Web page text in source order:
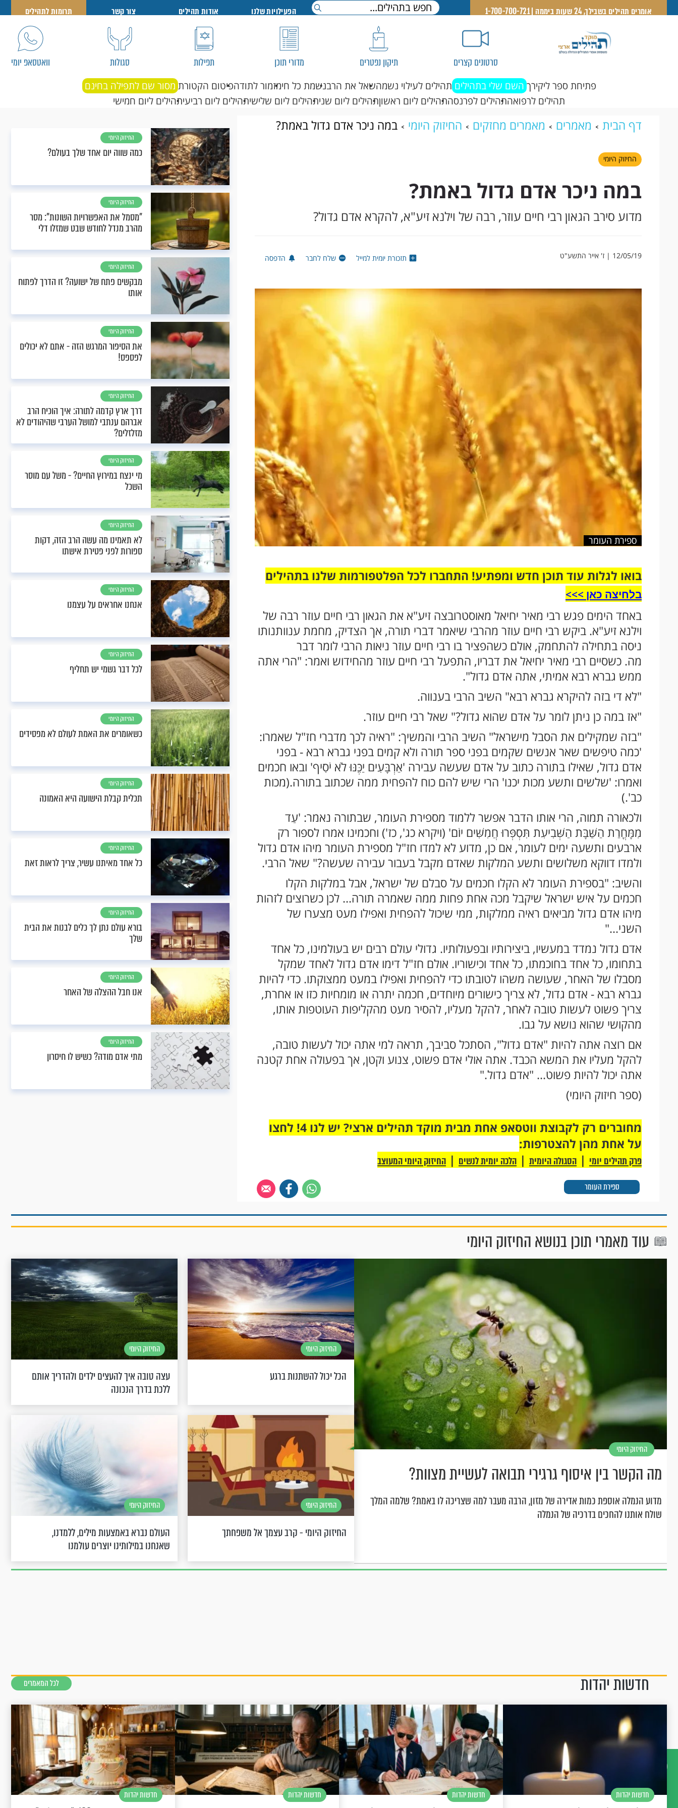
דברו
איתנו
אומרים תהילים בשבילך, 24 שעות ביממה | 1-700-700-721 הפעילויות שלנו אודות תהילים צור קשר תרומות לתהילים
סרטונים קצרים תיקון נפטרים מדורי תוכן תפילות סגולות וואטסאפ יומי
פתיחת ספר ליקירך השם שלי בתהילים תהילים לעילוי נשמהשאל את הרבנשמת כל חימזמור לתודהפיטום הקטורת מסור שם לתפילה בחינם
תהילים לרפואהתהילים לפרנסהתהילים ליום ראשוןתהילים ליום שניתהילים ליום שלישיתהילים ליום רביעיתהילים ליום חמישי
דף הבית מאמרים מאמרים מחזקים החיזוק היומי במה ניכר אדם גדול באמת?
החיזוק היומי
במה ניכר אדם גדול באמת?
מדוע סירב הגאון רבי חיים עוזר, רבה של וילנא זיע"א, להקרא אדם גדול?
12/05/19 | ז' אייר התשע"ט תזכורת יומית למייל שלח לחבר הדפסה
ספירת העומר
בואו לגלות עוד תוכן חדש ומפתיע! התחברו לכל הפלטפורמות שלנו בתהילים
בלחיצה כאן >>>​
באחד הימים פגש רבי מאיר יחיאל מאוסטרובצה זיע"א את הגאון רבי חיים עוזר רבה של
וילנא זיע"א. ביקש רבי חיים עוזר מהרבי שיאמר דברי תורה, אך הצדיק, מחמת ענוותנותו
ניסה בתחילה להתחמק, אולם כשהפציר בו רבי חיים עוזר ניאות הרבי לומר דבר
מה. כשסיים רבי מאיר יחיאל את דבריו, התפעל רבי חיים עוזר מהחידוש ואמר: "הרי אתה
ממש גברא רבא אמיתי, אתה אדם גדול".
"לא די בזה להיקרא גברא רבא" השיב הרבי בענווה.
"אז במה כן ניתן לומר על אדם שהוא גדול?" שאל רבי חיים עוזר.
"בזה שמקילים את הסבל מישראל" השיב הרבי והמשיך: "ראיה לכך מדברי חז"ל שאמרו:
'כמה טיפשים שאר אנשים שקמים בפני ספר תורה ולא קמים בפני גברא רבא - בפני
אדם גדול, שאילו בתורה כתוב על אדם שעשה עבירה 'אַרְבָּעִים יַכֶּנּוּ לֹא יֹסִיף' ובאו חכמים
ואמרו: 'שלשים ותשע מכות יכנו' הרי שיש להם כוח להפחית ממה שכתוב בתורה.(מכות
כב'.)
ולכאורה תמוה, הרי אותו הדבר אפשר ללמוד מספירת העומר, שבתורה נאמר: 'עַד
מִמָּחֳרַת הַשַּׁבָּת הַשְּׁבִיעִת תִּסְפְּרוּ חֲמִשִּׁים יוֹם' (ויקרא כג', כז') וחכמינו אמרו לספור רק
ארבעים ותשעה ימים לעומר, אם כן, מדוע לא למדו חז"ל מספירת העומר מיהו אדם גדול
ולמדו דווקא משלושים ותשע המלקות שאדם מקבל בעבור עבירה שעשה?" שאל הרבי.
והשיב: "בספירת העומר לא הקלו חכמים על סבלם של ישראל, אבל במלקות הקלו
חכמים על איש ישראל שיקבל מכה אחת פחות ממה שאמרה תורה... לכן כשרוצים לזהות
מיהו אדם גדול מביאים ראיה ממלקות, ממי שיכול להפחית ואפילו מעט מצערו של
השני..."
אדם גדול נמדד במעשיו, ביצירותיו ובפעולותיו. גדולי עולם רבים יש בעולמינו, כל אחד
בתחומו, כל אחד בחוכמתו, כל אחד וכישוריו. אולם חז"ל דימו אדם גדול לאחד שמקל
מסבלו של האחר, שעושה משהו לטובתו כדי להפחית ואפילו במעט ממצוקתו. כדי להיות
גברא רבא - אדם גדול, לא צריך כישורים מיוחדים, חכמה יתרה או מומחיות כזו או אחרת,
צריך פשוט לעשות טובה לאחר, להקל מעליו, להסיר מעט מהקליפות העוטפות אותו,
מהקושי שהוא נושא על גבו.
אם רוצה אתה להיות "אדם גדול", הסתכל סביבך, תראה למי אתה יכול לעשות טובה,
להקל מעליו את המשא הכבד. אתה אולי אדם פשוט, צנוע וקטן, אך בפעולה אחת קטנה
אתה יכול להיות פשוט... "אדם גדול."
(ספר חיזוק היומי)
ספירת העומר
מחוברים רק לקבוצת ווטסאפ אחת מבית מוקד תהילים ארצי? יש לנו 4! לחצו
על אחת מהן להצטרפות:
פרק תהילים יומי | הסגולה היומית | הלכה יומית לנשים | החיזוק היומי המעוצב
החיזוק היומי
כמה שווה יום אחד שלך בעולם?
החיזוק היומי
"מסמל את האפשרויות השונות": מסר
מהרב מנדל לחודש שבט שמזלו דלי
החיזוק היומי
מבקשים פתח של ישועה? זו הדרך לפתוח
אותו
החיזוק היומי
את הסיפור המרגש הזה - אתם לא יכולים
לפספס!
החיזוק היומי
דרך ארץ קדמה לתורה: איך הוכיח הרב
אברהם ענתבי למושל הערבי שהיהודים לא
מזלזלים?
החיזוק היומי
מי ינצח במירוץ החיים? - משל עם מוסר
השכל
החיזוק היומי
לא תאמינו מה עשה הרב הזה, דקות
ספורות לפני פטירת אישתו
החיזוק היומי
אנחנו אחראים על עצמנו
החיזוק היומי
לכל דבר גשמי יש תחליף
החיזוק היומי
כשאומרים את האמת לעולם לא מפסידים
החיזוק היומי
תכלית קבלת הישועה היא האמונה
החיזוק היומי
כל אחד מאיתנו עשיר, צריך לראות זאת
החיזוק היומי
בורא עולם נתן לך כלים לבנות את הבית
שלך
החיזוק היומי
אנו חבל ההצלה של האחר
החיזוק היומי
מתי אדם מודה? כשיש לו חיסרון
עוד מאמרי תוכן בנושא החיזוק היומי
החיזוק היומי
מה הקשר בין איסוף גרגירי תבואה לעשיית מצוות?
מדוע הנמלה אוספת כמות אדירה של מזון, הרבה מעבר למה שצריכה לו באמת? שלמה המלך
שולח אותנו להחכים בדרכיה של הנמלה
החיזוק היומי
הכל יכול להשתנות ברגע
החיזוק היומי
עצה טובה איך להעצים ילדים ולהדריך אותם
ללכת בדרך הנכונה
החיזוק היומי
החיזוק היומי - קרב עצמך אל משפחתך
החיזוק היומי
העולם נברא באמצעות מילים, ללמדנו,
שאנחנו במילותינו יוצרים עולמנו
חדשות יהדות לכל המאמרים
חדשות יהדות חדשות יהדות חדשות יהדות חדשות יהדות